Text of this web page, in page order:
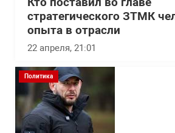
стратегического ЗТМК
опыта в отрасли
22 апреля, 21:01
Политика